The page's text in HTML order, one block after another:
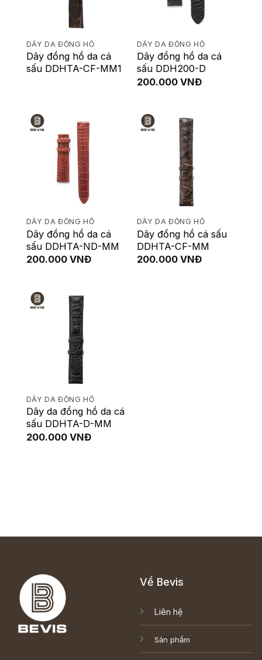
DÂY DA ĐỒNG HỒ
Dây đồng hồ da cá
sấu DDHTA-CF-MM1
DÂY DA ĐỒNG HỒ
Dây đồng hồ da cá
sấu DDH200-D
200.000 VNĐ
DÂY DA ĐỒNG HỒ
Dây đồng hồ da cá
sấu DDHTA-ND-MM
200.000 VNĐ
DÂY DA ĐỒNG HỒ
Dây đồng hồ cá sấu
DDHTA-CF-MM
200.000 VNĐ
DÂY DA ĐỒNG HỒ
Dây da đồng hồ da cá
sấu DDHTA-D-MM
200.000 VNĐ
Về Bevis
Liên hệ
Sản phẩm